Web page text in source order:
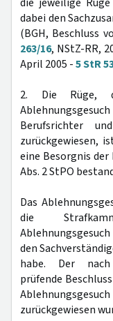
dabei den
(BGH, Beschluss
263/16, NStZ-RR,
April 2005 -5 StR
2. Die Rüge,
Berufsrichter
zurückgewiesen,
eine Besorgnis
Abs. 2 StPO
Das
die
den
habe. Der nach
prüfende
zurückgewiesen